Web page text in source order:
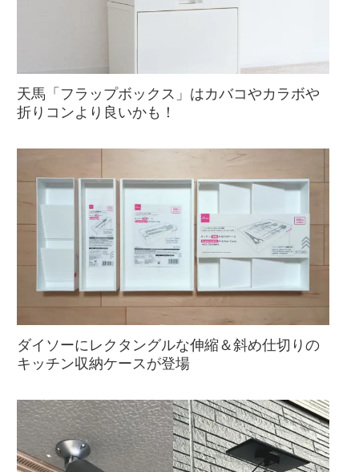
天馬「フラップボックス」はカバコやカラボや
折りコンより良いかも！
ダイソーにレクタングルな伸縮＆斜め仕切りの
キッチン収納ケースが登場